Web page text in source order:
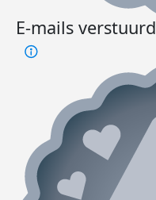
E-mails verstuurd